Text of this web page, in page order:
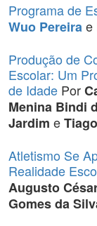
Programa de
Wuo Pereirae
Produção de
Escolar: Um
de Idade Por
Menina Bindi
Jardim e
Atletismo Se
Realidade
Augusto
Gomes da